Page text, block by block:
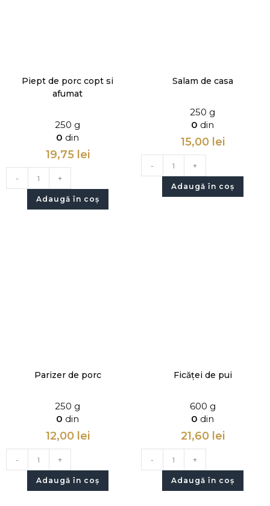
Piept de porc copt si
afumat
250 g
0 din
19,75 lei
- +
Adaugă în coș
Salam de casa
250 g
0 din
15,00 lei
- +
Adaugă în coș
Parizer de porc
250 g
0 din
12,00 lei
- +
Adaugă în coș
Ficăței de pui
600 g
0 din
21,60 lei
- +
Adaugă în coș